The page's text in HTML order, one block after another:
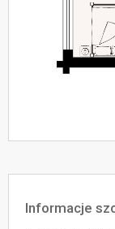
Informacje